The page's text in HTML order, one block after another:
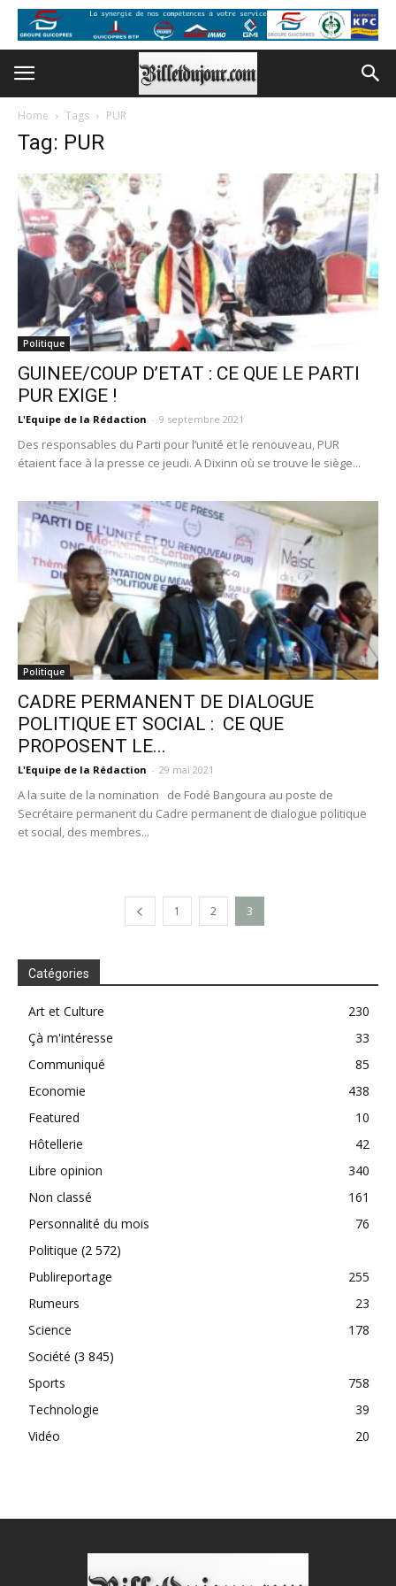
Home Tags PUR
Tag: PUR
Politique
GUINEE/COUP D’ETAT : CE QUE LE PARTI
PUR EXIGE !
L'Equipe de la Rédaction - 9 septembre 2021
Des responsables du Parti pour l’unité et le renouveau, PUR
étaient face à la presse ce jeudi. A Dixinn où se trouve le siège...
Politique
CADRE PERMANENT DE DIALOGUE
POLITIQUE ET SOCIAL : CE QUE
PROPOSENT LE...
L'Equipe de la Rédaction - 29 mai 2021
A la suite de la nomination de Fodé Bangoura au poste de
Secrétaire permanent du Cadre permanent de dialogue politique
et social, des membres...
1 2 3
Catégories
Art et Culture
230
Çà m'intéresse
33
Communiqué
85
Economie
438
Featured
10
Hôtellerie
42
Libre opinion
340
Non classé
161
Personnalité du mois
76
Politique (2 572)
Publireportage
255
Rumeurs
23
Science
178
Société (3 845)
Sports
758
Technologie
39
Vidéo
20